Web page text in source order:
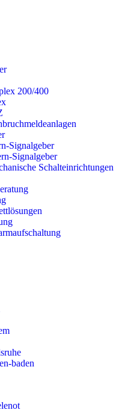
200/400
Signalgeber
Signalgeber
Schalteinrichtungen
baden